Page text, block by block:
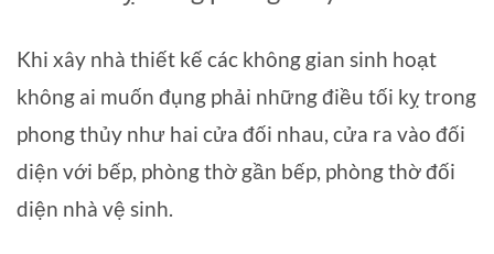
Khi xây nhà thiết kế các không gian sinh hoạt
không ai muốn đụng phải những điều tối kỵ trong
phong thủy như hai cửa đối nhau, cửa ra vào đối
diện với bếp, phòng thờ gần bếp, phòng thờ đối
diện nhà vệ sinh.